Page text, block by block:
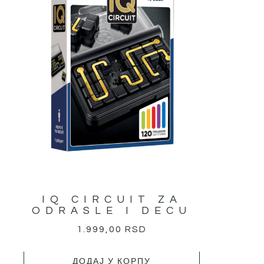
IQ CIRCUIT ZA
ODRASLE I DECU
1.999,00RSD
ДОДАЈ У КОРПУ